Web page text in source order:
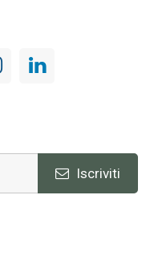
Iscriviti